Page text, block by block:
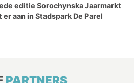
editie Sorochynska Jaarmarkt
er aan in Stadspark De Parel
PARTNERS